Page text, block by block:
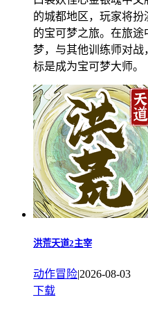
的城都地区，玩家将
的宝可梦之旅。在旅
梦，与其他训练师对战
标是成为宝可梦大师。
洪荒天道2主宰
动作冒险|2026-08-03
下载